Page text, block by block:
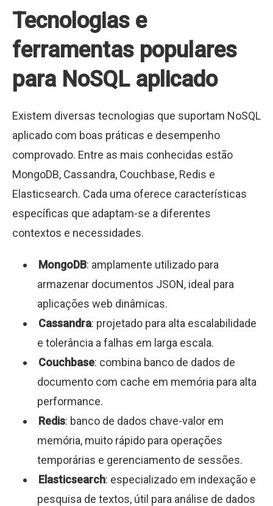
Tecnologias e
ferramentas populares
para NoSQL aplicado
Existem diversas tecnologias que suportam NoSQL
aplicado com boas práticas e desempenho
comprovado. Entre as mais conhecidas estão
MongoDB, Cassandra, Couchbase, Redis e
Elasticsearch. Cada uma oferece características
específicas que adaptam-se a diferentes
contextos e necessidades.
MongoDB: amplamente utilizado para
armazenar documentos JSON, ideal para
aplicações web dinâmicas.
Cassandra: projetado para alta escalabilidade
e tolerância a falhas em larga escala.
Couchbase: combina banco de dados de
documento com cache em memória para alta
performance.
Redis: banco de dados chave-valor em
memória, muito rápido para operações
temporárias e gerenciamento de sessões.
Elasticsearch: especializado em indexação e
pesquisa de textos, útil para análise de dados